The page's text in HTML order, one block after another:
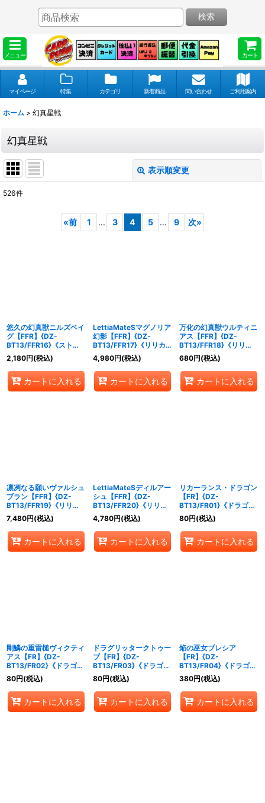
メニュー カート
検索
マイページ 特集 カテゴリ 新着商品 問い合わせ ご利用案内
ホーム > 幻真星戦
幻真星戦
表示順変更
526件
«前 1 ... 3 4 5 ... 9 次»
悠久の幻真獣ニルズベイ
グ【FFR】{DZ-
BT13/FFR16}《ストイ
ケイア》
2,180円(税込)
カートに入れる
LettiaMateSマグノリア
幻影【FFR】{DZ-
BT13/FFR17}《リリカ
ルモナステリオ》
4,980円(税込)
カートに入れる
万化の幻真獣ウルティニ
アス【FFR】{DZ-
BT13/FFR18}《リリカ
ルモナステリオ》
680円(税込)
カートに入れる
凛冽なる願いヴァルシュ
ブラン【FFR】{DZ-
BT13/FFR19}《リリカ
ルモナステリオ》
7,480円(税込)
カートに入れる
LettiaMateSディルアー
シュ【FFR】{DZ-
BT13/FFR20}《リリカ
ルモナステリオ》
4,780円(税込)
カートに入れる
リカーランス・ドラゴン
【FR】{DZ-
BT13/FR01}《ドラゴン
エンパイア》
80円(税込)
カートに入れる
剛鱗の重雷槌ヴィクティ
アス【FR】{DZ-
BT13/FR02}《ドラゴン
エンパイア》
80円(税込)
カートに入れる
ドラグリッタークトゥー
ブ【FR】{DZ-
BT13/FR03}《ドラゴン
エンパイア》
80円(税込)
カートに入れる
焔の巫女ブレシア
【FR】{DZ-
BT13/FR04}《ドラゴン
エンパイア》
380円(税込)
カートに入れる